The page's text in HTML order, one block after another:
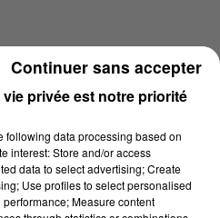
privée est notre priorité
following data processing based on
interest: Store and/or access
data to select advertising; Create
Use profiles to select personalised
Measure content
Continuer sans accepter